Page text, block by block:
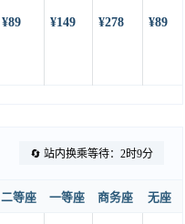
¥89 ¥149 ¥278 ¥89
🔄 站内换乘等待：2时9分
二等座 一等座 商务座 无座